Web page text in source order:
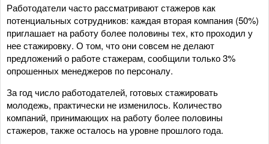
Работодатели часто рассматривают стажеров как
потенциальных сотрудников: каждая вторая компания (50%)
приглашает на работу более половины тех, кто проходил у
нее стажировку. О том, что они совсем не делают
предложений о работе стажерам, сообщили только 3%
опрошенных менеджеров по персоналу.
За год число работодателей, готовых стажировать
молодежь, практически не изменилось. Количество
компаний, принимающих на работу более половины
стажеров, также осталось на уровне прошлого года.